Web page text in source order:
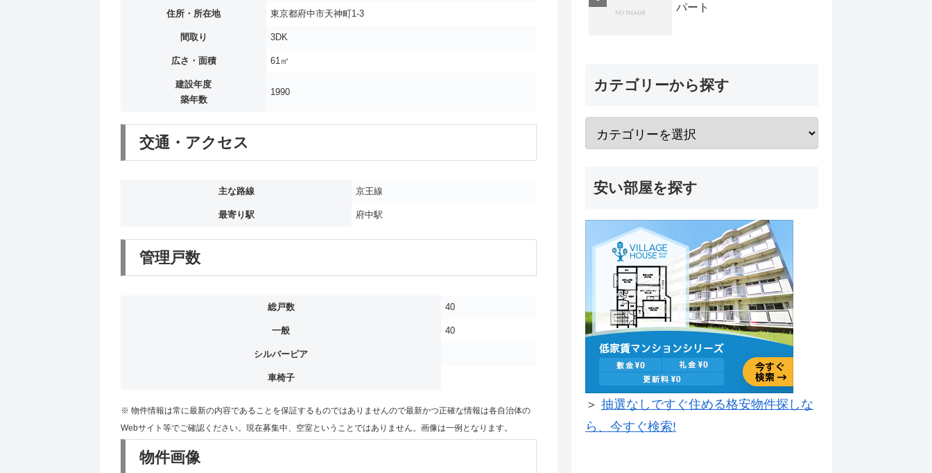
住所・所在地 東京都府中市天神町1-3
間取り 3DK
広さ・面積 61㎡
建設年度
築年数
1990
交通・アクセス
主な路線 京王線
最寄り駅 府中駅
管理戸数
総戸数 40
一般 40
シルバーピア
車椅子
※ 物件情報は常に最新の内容であることを保証するものではありませんので最新かつ正確な情報は各自治体の
Webサイト等でご確認ください。現在募集中、空室ということではありません。画像は一例となります。
物件画像
パート
カテゴリーから探す
安い部屋を探す
＞ 抽選なしですぐ住める格安物件探しな
ら、今すぐ検索!